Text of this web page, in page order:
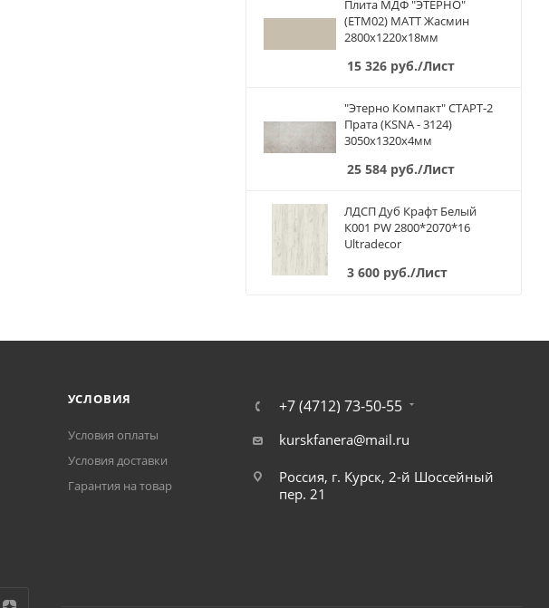
Плита МДФ "ЭТЕРНО"
(ETM02) МАТТ Жасмин
2800х1220х18мм
15 326 руб./Лист
"Этерно Компакт" СТАРТ-2
Прата (KSNA - 3124)
3050х1320х4мм
25 584 руб./Лист
ЛДСП Дуб Крафт Белый
К001 PW 2800*2070*16
Ultradecor
3 600 руб./Лист
УСЛОВИЯ
Условия оплаты
Условия доставки
Гарантия на товар
+7 (4712) 73-50-55
kurskfanera@mail.ru
Россия, г. Курск, 2-й Шоссейный
пер. 21